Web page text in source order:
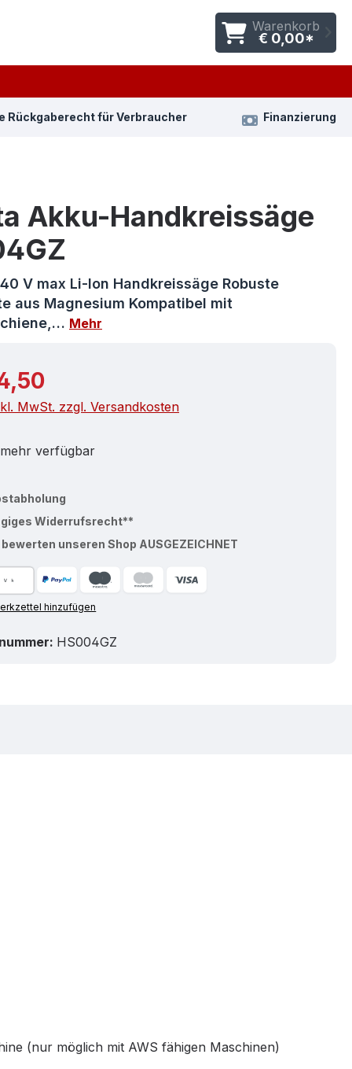
Warenkorb
€ 0,00*
Rückgaberecht für Verbraucher Finanzierung
Akku-Handkreissäge
V max Li-Ion Handkreissäge Robuste
aus Magnesium Kompatibel mit
Mehr
Preis:
MwSt. zzgl. Versandkosten
verfügbar
Widerrufsrecht**
bewerten unseren Shop AUSGEZEICHNET
hinzufügen
HS004GZ
(nur möglich mit AWS fähigen Maschinen)